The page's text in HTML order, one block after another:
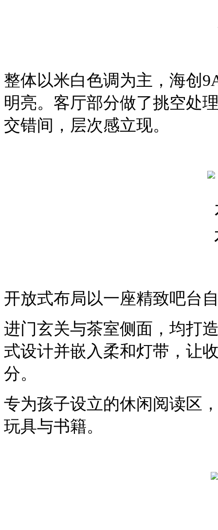
整体以米白色调为主，海创
明亮。客厅部分做了挑空处
交错间，层次感立现。
开放式布局以一座精致吧台
进门玄关与茶室侧面，均打
式设计并嵌入柔和灯带，让
分。
专为孩子设立的休闲阅读区
玩具与书籍。